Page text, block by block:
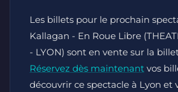
Les billets pour le prochain
Kallagan - En Roue Libre
- LYON) sont en vente sur la
Réservez dès maintenant vos
découvrir ce spectacle à Lyon et